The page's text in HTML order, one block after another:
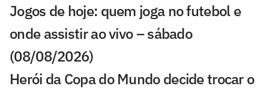
Jogos de hoje: quem joga no futebol e
onde assistir ao vivo – sábado
(08/08/2026)
Herói da Copa do Mundo decide trocar o